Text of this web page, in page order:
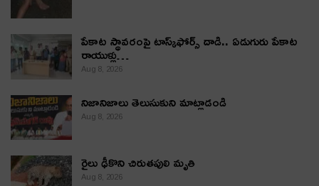
పేకాట స్థావరంపై టాస్క్‌ఫోర్స్ దాడి.. ఏడుగురు పేకాట
రాయుళ్లు…
Aug 8, 2026
నిజానిజాలు తెలుసుకుని మాట్లాడండి
Aug 8, 2026
రైలు ఢీకొని చిరుతపులి మృతి
Aug 8, 2026